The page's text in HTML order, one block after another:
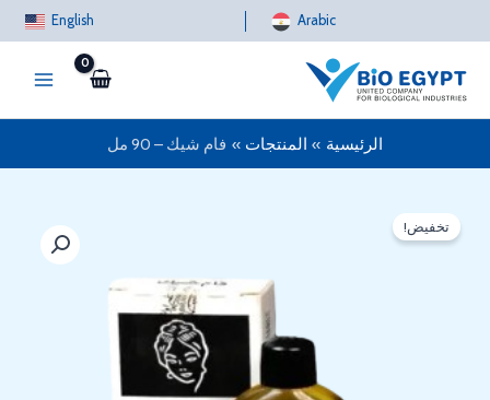
إلى
English Arabic
الرئيسية المنتجات فام شيك – 90 مل
تخفيض!